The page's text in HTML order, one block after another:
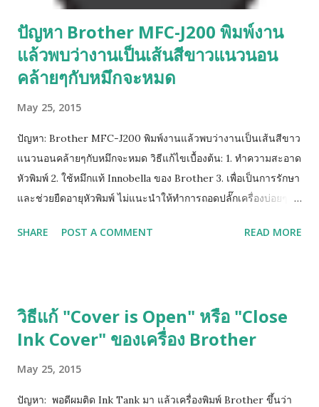
ปัญหา Brother MFC-J200 พิมพ์งาน
แล้วพบว่างานเป็นเส้นสีขาวแนวนอน
คล้ายๆกับหมึกจะหมด
May 25, 2015
ปัญหา: Brother MFC-J200 พิมพ์งานแล้วพบว่างานเป็นเส้นสีขาว
แนวนอนคล้ายๆกับหมึกจะหมด วิธีแก้ไขเบื้องต้น: 1. ทำความสะอาด
หัวพิมพ์ 2. ใช้หมึกแท้ Innobella ของ Brother 3. เพื่อเป็นการรักษา
และช่วยยืดอายุหัวพิมพ์ ไม่แนะนำให้ทำการถอดปลั๊กเครื่องบ่อยๆ
แทน เพราะเครื่อง Brother ถูกออกแบบมาเพื่อกินไฟน้อยมากอยู่
SHARE POST A COMMENT READ MORE
วิธีแก้ "Cover is Open" หรือ "Close
Ink Cover" ของเครื่อง Brother
May 25, 2015
ปัญหา: พอดีผมติด Ink Tank มา แล้วเครื่องพิมพ์ Brother ขึ้นว่า